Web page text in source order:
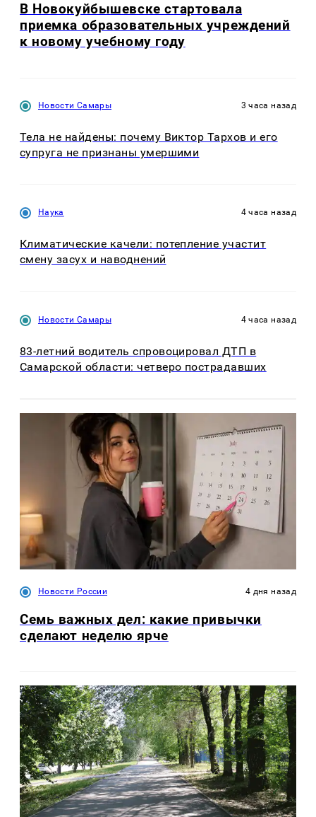
В Новокуйбышевске стартовала
приемка образовательных учреждений
к новому учебному году
Новости Самары 3 часа назад
Тела не найдены: почему Виктор Тархов и его
супруга не признаны умершими
Наука 4 часа назад
Климатические качели: потепление участит
смену засух и наводнений
Новости Самары 4 часа назад
83-летний водитель спровоцировал ДТП в
Самарской области: четверо пострадавших
Новости России 4 дня назад
Семь важных дел: какие привычки
сделают неделю ярче